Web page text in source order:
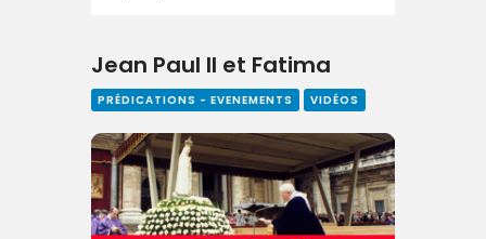
Jean Paul II et Fatima
PRÉDICATIONS - EVENEMENTS VIDÉOS